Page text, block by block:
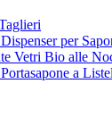
per
Vetri Bio alle
a